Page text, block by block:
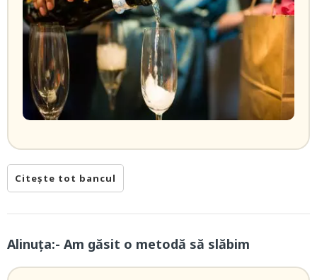
Citește tot bancul
Alinuța:- Am găsit o metodă să slăbim